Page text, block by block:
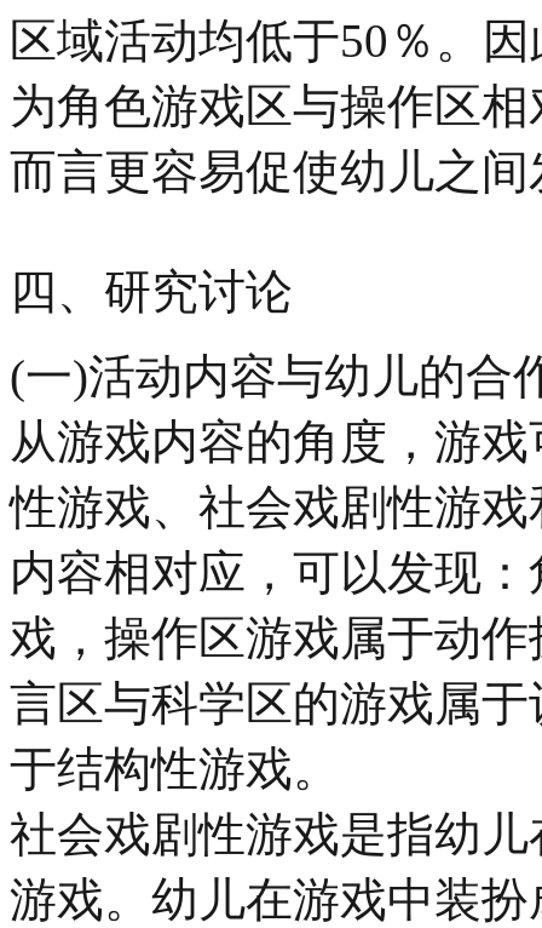
区域活动均低于50％。
为角色游戏区与操作区
而言更容易促使幼儿之
四、研究讨论
(一)活动内容与幼儿的合
从游戏内容的角度，游
性游戏、社会戏剧性游
内容相对应，可以发现
戏，操作区游戏属于动
言区与科学区的游戏属
于结构性游戏。
社会戏剧性游戏是指幼
游戏。幼儿在游戏中装